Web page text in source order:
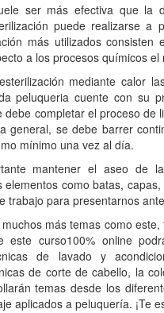
ser más efectiva que la
puede realizarse a
más utilizados
a los procesos químicos
mediante calor
peluqueria cuente con su
debe completar el proceso
general, se debe barrer
mínimo una vez al día.
mantener el aseo de
elementos como batas,
trabajo para presentarnos
más temas como
este curso100% online
de lavado y
de corte de cabello, la
temas desde los
aplicados a peluquería. ¡Te